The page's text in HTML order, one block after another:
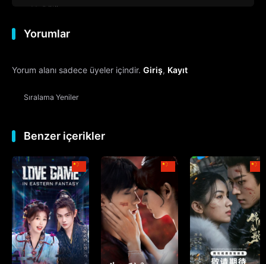
11. Bölüm
12. Bölüm
13. Bölüm
14. Bölüm
15. Bölüm
16. Bölüm
17. Bölüm
18. Bölüm
19. Bölüm
Yorumlar
Yorum alanı sadece üyeler içindir. Giriş, Kayıt
Sıralama Yeniler
Benzer içerikler